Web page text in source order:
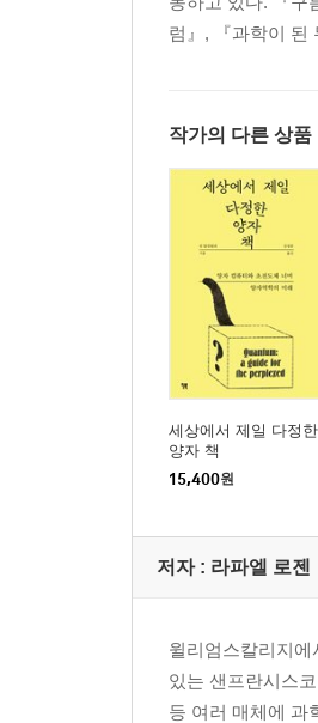
41 케이크 자르는 이
42 효율적인 소포 배달
45 저글링의 수학 / 조합
46 내시 균형 / 게임이론
47 찌르레기 떼의 수
48 순서대로 다시 쌓기
49 확률과 재판 / 검사
50 비 올 확률 40%의
51 수학에 기초한 시험
52 면역계가 수학을
53 구글 번역기의 작동
54 앞차와 간격 유지 / 계
55 브라질 땅콩 효과 /
56 쇼핑몰에 빨리 가기
59 쪽매맞춤 / 기하학
60 넥타이 묶는 법은
61 왈츠는 3/4박자 / 정
럼』, 『과학이 된
작가의 다른 상품
세상에서 제일 다정한
양자 책
15,400원
저자 : 라파엘 로젠
윌리엄스칼리지
있는 샌프란시스
등 여러 매체에 과